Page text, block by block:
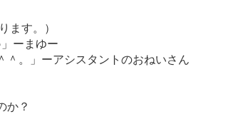
ます。）
ーまゆー
。」ーアシスタントのおねいさん
か？